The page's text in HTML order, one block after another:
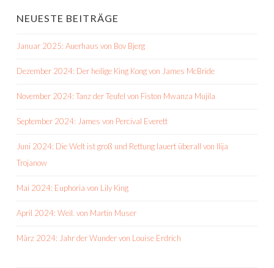
NEUESTE BEITRÄGE
Januar 2025: Auerhaus von Bov Bjerg
Dezember 2024: Der heilige King Kong von James McBride
November 2024: Tanz der Teufel von Fiston Mwanza Mujila
September 2024: James von Percival Everett
Juni 2024: Die Welt ist groß und Rettung lauert überall von Ilija
Trojanow
Mai 2024: Euphoria von Lily King
April 2024: Weil. von Martin Muser
März 2024: Jahr der Wunder von Louise Erdrich